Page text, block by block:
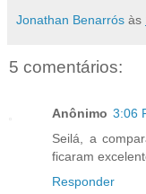
Jonathan Benarrós às
5 comentários:
Anônimo 3:06
Seilá, a
ficaram
Responder